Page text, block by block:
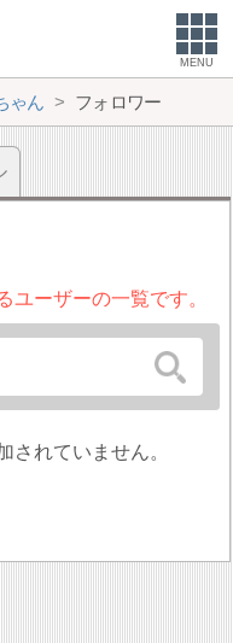
MENU
ゃん フォロワー
ユーザーの一覧です。
されていません。